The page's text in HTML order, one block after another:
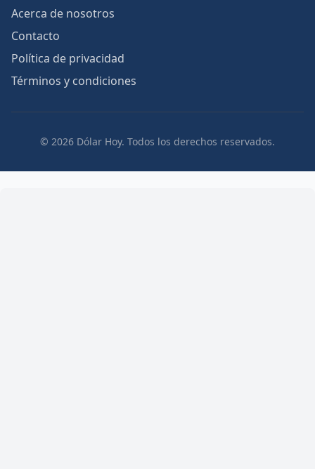
Acerca de nosotros
Contacto
Política de privacidad
Términos y condiciones
© 2026 Dólar Hoy. Todos los derechos reservados.